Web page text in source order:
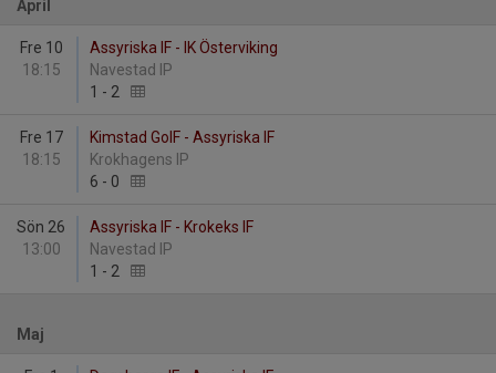
April
Fre 10
18:15
Assyriska IF - IK Österviking
Navestad IP
1 - 2
Fre 17
18:15
Kimstad GoIF - Assyriska IF
Krokhagens IP
6 - 0
Sön 26
13:00
Assyriska IF - Krokeks IF
Navestad IP
1 - 2
Maj